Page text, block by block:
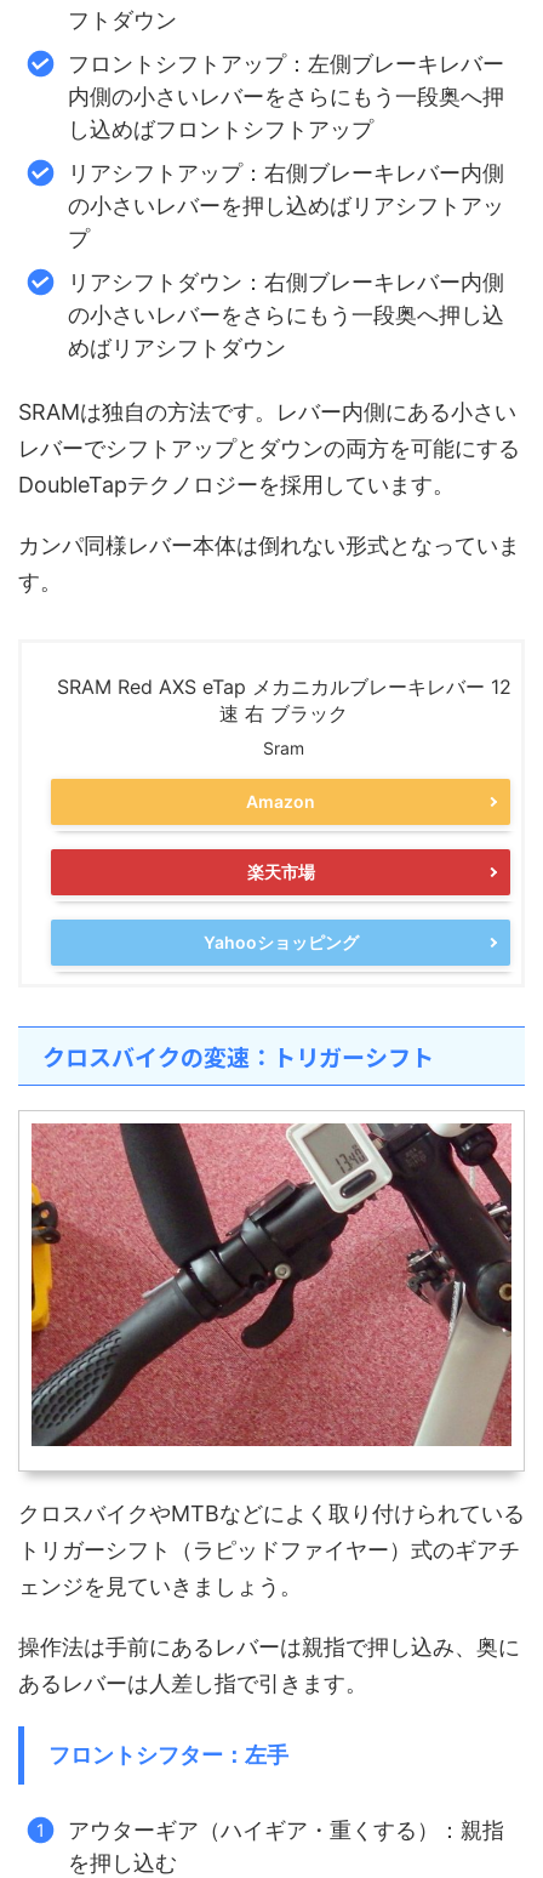
フトダウン
フロントシフトアップ：左側ブレーキレバー
内側の小さいレバーをさらにもう一段奥へ押
し込めばフロントシフトアップ
リアシフトアップ：右側ブレーキレバー内側
の小さいレバーを押し込めばリアシフトアッ
プ
リアシフトダウン：右側ブレーキレバー内側
の小さいレバーをさらにもう一段奥へ押し込
めばリアシフトダウン
SRAMは独自の方法です。レバー内側にある小さい
レバーでシフトアップとダウンの両方を可能にする
DoubleTapテクノロジーを採用しています。
カンパ同様レバー本体は倒れない形式となっていま
す。
SRAM Red AXS eTap メカニカルブレーキレバー 12
速 右 ブラック
Sram
Amazon
楽天市場
Yahooショッピング
クロスバイクの変速：トリガーシフト
クロスバイクやMTBなどによく取り付けられている
トリガーシフト（ラピッドファイヤー）式のギアチ
ェンジを見ていきましょう。
操作法は手前にあるレバーは親指で押し込み、奥に
あるレバーは人差し指で引きます。
フロントシフター：左手
アウターギア（ハイギア・重くする）：親指
を押し込む